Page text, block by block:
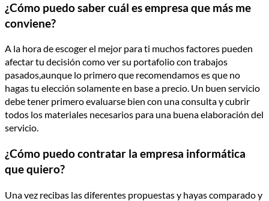
¿Cómo puedo saber cuál es empresa que más me
conviene?
A la hora de escoger el mejor para ti muchos factores pueden
afectar tu decisión como ver su portafolio con trabajos
pasados,aunque lo primero que recomendamos es que no
hagas tu elección solamente en base a precio. Un buen servicio
debe tener primero evaluarse bien con una consulta y cubrir
todos los materiales necesarios para una buena elaboración del
servicio.
¿Cómo puedo contratar la empresa informática
que quiero?
Una vez recibas las diferentes propuestas y hayas comparado y